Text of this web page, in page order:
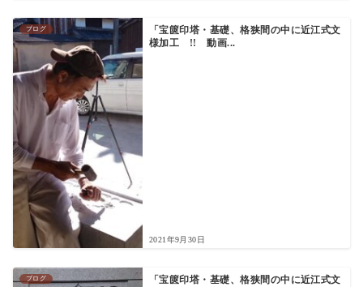
ブログ
「宝篋印塔・基礎、格狭間の中に近江式文
様加工 !! 動画...
2021年9月30日
ブログ
「宝篋印塔・基礎、格狭間の中に近江式文